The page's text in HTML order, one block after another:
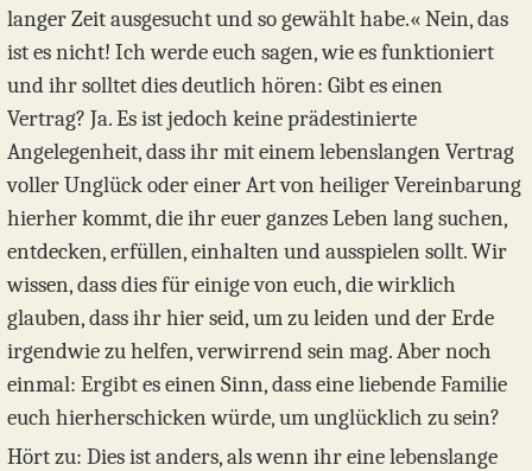
langer Zeit ausgesucht und so gewählt habe.« Nein, das
ist es nicht! Ich werde euch sagen, wie es funktioniert
und ihr solltet dies deutlich hören: Gibt es einen
Vertrag? Ja. Es ist jedoch keine prädestinierte
Angelegenheit, dass ihr mit einem lebenslangen Vertrag
voller Unglück oder einer Art von heiliger Vereinbarung
hierher kommt, die ihr euer ganzes Leben lang suchen,
entdecken, erfüllen, einhalten und ausspielen sollt. Wir
wissen, dass dies für einige von euch, die wirklich
glauben, dass ihr hier seid, um zu leiden und der Erde
irgendwie zu helfen, verwirrend sein mag. Aber noch
einmal: Ergibt es einen Sinn, dass eine liebende Familie
euch hierherschicken würde, um unglücklich zu sein?
Hört zu: Dies ist anders, als wenn ihr eine lebenslange